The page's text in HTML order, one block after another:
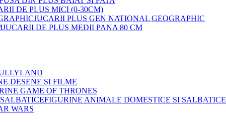
DE PLUS MICI (0-30CM)
JUCARII PLUS GEN NATIONAL GEOGRAPHIC
JUCARII DE PLUS MEDII PANA 80 CM
DESENE SI FILME
GAME OF THRONES
FIGURINE ANIMALE DOMESTICE SI SALBATICE
WARS